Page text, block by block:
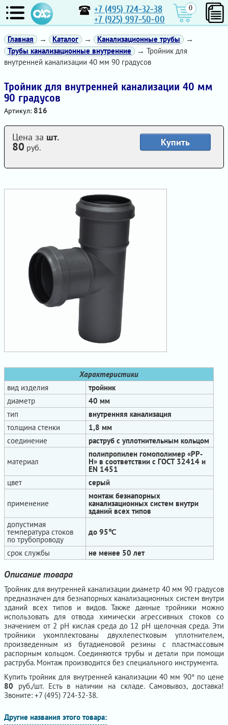
+7 (495) 724-32-38
+7 (925) 997-50-00
0
Главная → Каталог → Канализационные трубы
→
Трубы канализационные внутренние
→ Тройник для
внутренней канализации 40 мм 90 градусов
Тройник для внутренней канализации 40 мм
90 градусов
Артикул: 816
Характеристики
вид изделия
тройник
диаметр
40 мм
тип
внутренняя канализация
толщина стенки
1,8 мм
соединение
раструб с уплотнительным кольцом
материал
полипропилен гомополимер «PP-
H» в соответствии с ГОСТ 32414 и
EN 1451
цвет
серый
применение
монтаж безнапорных
канализационных систем внутри
зданий всех типов
допустимая
температура стоков
по трубопроводу
до 95℃
срок службы не менее 50 лет
Купить
Цена за шт.
80 руб.
Описание товара
Тройник для внутренней канализации диаметр 40 мм 90 градусов
предназначен для безнапорных канализационных систем внутри
зданий всех типов и видов. Также данные тройники можно
использовать для отвода химически агрессивных стоков со
значением от 2 рН кислая среда до 12 рН щелочная среда. Эти
тройники укомплектованы двухлепестковым уплотнителем,
произведенным из бутадиеновой резины с пластмассовым
распорным кольцом. Соединяются трубы и детали при помощи
раструба. Монтаж производится без специального инструмента.
Купить тройник для внутренней канализации 40 мм 90° по цене
80 руб./шт. Есть в наличии на складе. Самовывоз, доставка!
Звоните: +7 (495) 724-32-38.
Другие названия этого товара: